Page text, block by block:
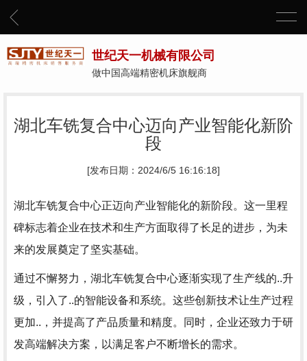
世纪天一机械有限公司
做中国高端精密机床旗舰商
湖北车铣复合中心迈向产业智能化新阶
段
[发布日期：2024/6/5 16:16:18]
湖北车铣复合中心正迈向产业智能化的新阶段。这一里程
碑标志着企业在技术和生产方面取得了长足的进步，为未
来的发展奠定了坚实基础。
通过不懈努力，湖北车铣复合中心逐渐实现了生产线的..升
级，引入了..的智能设备和系统。这些创新技术让生产过程
更加..，并提高了产品质量和精度。同时，企业还致力于研
发高端解决方案，以满足客户不断增长的需求。